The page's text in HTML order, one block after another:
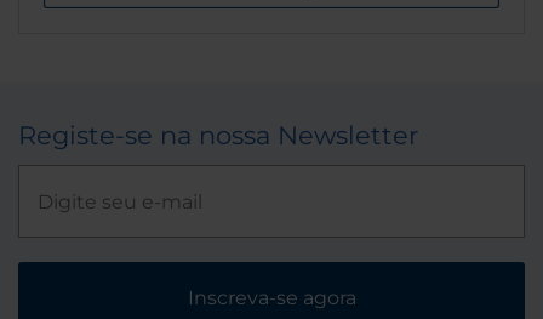
Registe-se na nossa Newsletter
Inscreva-se agora